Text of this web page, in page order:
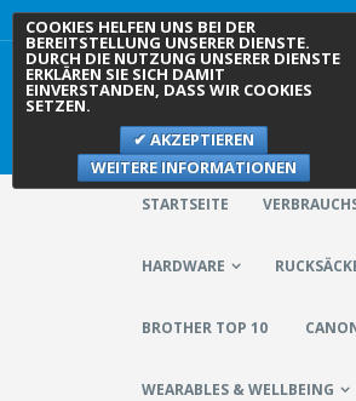
STARTSEITE
HARDWARE
BROTHER TOP 10
WEARABLES & WELLBEING
COOKIES HELFEN UNS BEI DER
BEREITSTELLUNG UNSERER DIENSTE.
DURCH DIE NUTZUNG UNSERER DIENSTE
ERKLÄREN SIE SICH DAMIT
EINVERSTANDEN, DASS WIR COOKIES
SETZEN.
AKZEPTIEREN
WEITERE INFORMATIONEN